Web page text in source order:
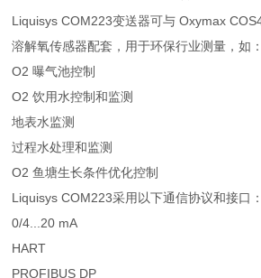
Liquisys COM223变送器可与 Oxymax
溶解氧传感器配套，用于环保行业测量，如：
O2 曝气池控制
O2 饮用水控制和监测
地表水监测
过程水处理和监测
O2 鱼塘生长条件优化控制
Liquisys COM223采用以下通信协议和接口：
0/4...20 mA
HART
PROFIBUS DP